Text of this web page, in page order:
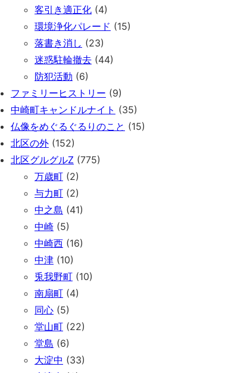
客引き適正化 (4)
環境浄化パレード (15)
落書き消し (23)
迷惑駐輪撤去 (44)
防犯活動 (6)
ファミリーヒストリー (9)
中崎町キャンドルナイト (35)
仏像をめぐるぐるりのこと (15)
北区の外 (152)
北区グルグルZ (775)
万歳町 (2)
与力町 (2)
中之島 (41)
中崎 (5)
中崎西 (16)
中津 (10)
兎我野町 (10)
南扇町 (4)
同心 (5)
堂山町 (22)
堂島 (6)
大淀中 (33)